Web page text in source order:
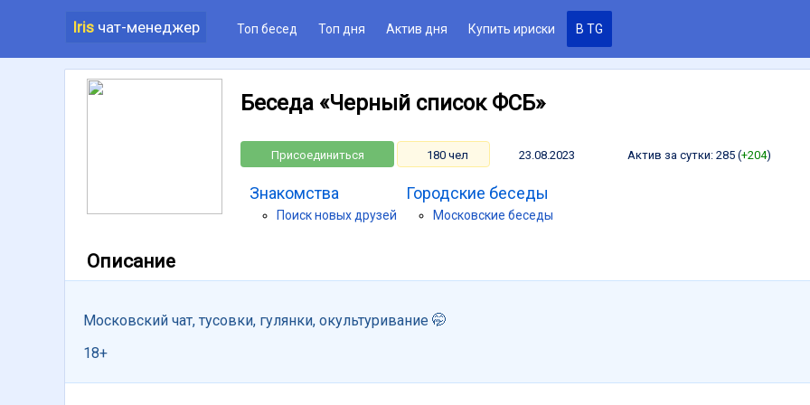
Iris чат-менеджер Топ бесед Топ дня Актив дня Купить ириски В TG
Беседа «Черный список ФСБ»
Присоединиться 180 чел 23.08.2023 Актив за сутки: 285 (+204)
Знакомства
Поиск новых друзей
Городские беседы
Московские беседы
Описание
Московский чат, тусовки, гулянки, окультуривание 🤭
18+